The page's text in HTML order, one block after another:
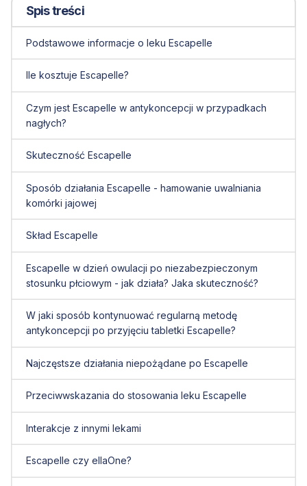
Spis treści
Podstawowe informacje o leku Escapelle
Ile kosztuje Escapelle?
Czym jest Escapelle w antykoncepcji w przypadkach
nagłych?
Skuteczność Escapelle
Sposób działania Escapelle - hamowanie uwalniania
komórki jajowej
Skład Escapelle
Escapelle w dzień owulacji po niezabezpieczonym
stosunku płciowym - jak działa? Jaka skuteczność?
W jaki sposób kontynuować regularną metodę
antykoncepcji po przyjęciu tabletki Escapelle?
Najczęstsze działania niepożądane po Escapelle
Przeciwwskazania do stosowania leku Escapelle
Interakcje z innymi lekami
Escapelle czy ellaOne?